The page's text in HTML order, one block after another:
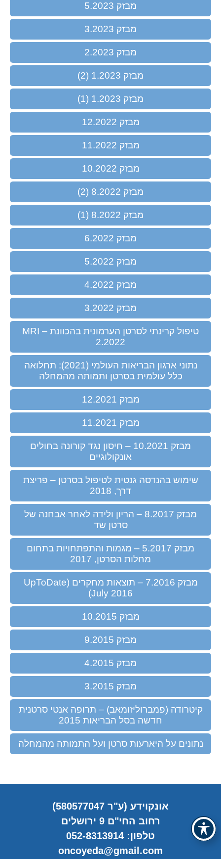
מבזק 5.2023
מבזק 3.2023
מבזק 2.2023
מבזק 1.2023 (2)
מבזק 1.2023 (1)
מבזק 12.2022
מבזק 11.2022
מבזק 10.2022
מבזק 8.2022 (2)
מבזק 8.2022 (1)
מבזק 6.2022
מבזק 5.2022
מבזק 4.2022
מבזק 3.2022
טיפול קרינתי לסרטן הערמונית בהכוונת MRI –
2.2022
נתוני ארגון הבריאות העולמי (2021): תחלואה
כלל עולמית בסרטן ותמותה מהמחלה
מבזק 12.2021
מבזק 11.2021
מבזק 10.2021 – חיסון נגד קורונה בחולים
אונקולוגיים
שימוש בהנדסה גנטית לטיפול בסרטן – פריצת
דרך, 2018
מבזק 8.2017 – הריון ולידה לאחר אבחנה של
סרטן שד
מבזק 5.2017 – מגמות והתפתחויות בתחום
מחלות הסרטן, 2017
מבזק 7.2016 – תוצאות מחקרים (UpToDate
July 2016)
מבזק 10.2015
מבזק 9.2015
מבזק 4.2015
מבזק 3.2015
קיטרודה (פמברוליזומאב) – תרופה אנטי סרטנית
חדשה בסל הבריאות 2015
נתונים על היארעות סרטן ועל התמותה מהמחלה
אונקוידע (ע"ר 580577047)
רחוב החי"ם 9 ירושלים
טלפון: 052-8313914
oncoyeda@gmail.com